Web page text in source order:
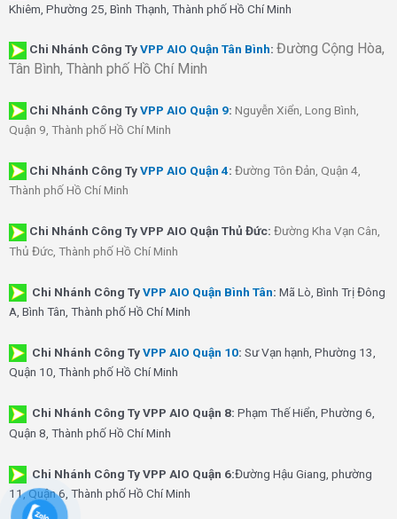
Khiêm, Phường 25, Bình Thạnh, Thành phố Hồ Chí Minh
Chi Nhánh Công TyVPP AIO Quận Tân Bình: Đường Cộng Hòa,
Tân Bình, Thành phố Hồ Chí Minh
Chi Nhánh Công TyVPP AIO Quận 9: Nguyễn Xiển, Long Bình,
Quận 9, Thành phố Hồ Chí Minh
Chi Nhánh Công TyVPP AIO Quận 4: Đường Tôn Đản, Quận 4,
Thành phố Hồ Chí Minh
Chi Nhánh Công Ty VPP AIO Quận Thủ Đức: Đường Kha Vạn Cân,
Thủ Đức, Thành phố Hồ Chí Minh
Chi Nhánh Công TyVPP AIO Quận Bình Tân: Mã Lò, Bình Trị Đông
A, Bình Tân, Thành phố Hồ Chí Minh
Chi Nhánh Công TyVPP AIO Quận 10: Sư Vạn hạnh, Phường 13,
Quận 10, Thành phố Hồ Chí Minh
Chi Nhánh Công Ty VPP AIO Quận 8: Phạm Thế Hiển, Phường 6,
Quận 8, Thành phố Hồ Chí Minh
Chi Nhánh Công Ty VPP AIO Quận 6:Đường Hậu Giang, phường
11, Quận 6, Thành phố Hồ Chí Minh